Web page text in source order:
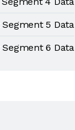
5 Data
6 Data